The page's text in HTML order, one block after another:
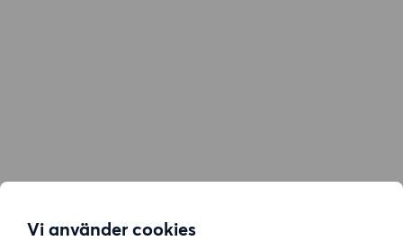
Vi använder cookies